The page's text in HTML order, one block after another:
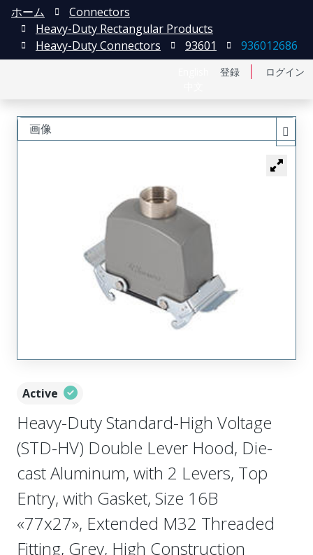
登録 ログイン
ホーム
Connectors
Heavy-Duty Rectangular Products
Heavy-Duty Connectors
93601 936012686
Active
Heavy-Duty Standard-High Voltage
(STD-HV) Double Lever Hood, Die-
cast Aluminum, with 2 Levers, Top
Entry, with Gasket, Size 16B
«77x27», Extended M32 Threaded
Fitting, Grey, High Construction
画像